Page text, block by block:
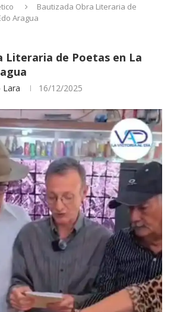
Bautizada Obra Literaria de
Aragua
Literaria de Poetas en La
Lara 16/12/2025